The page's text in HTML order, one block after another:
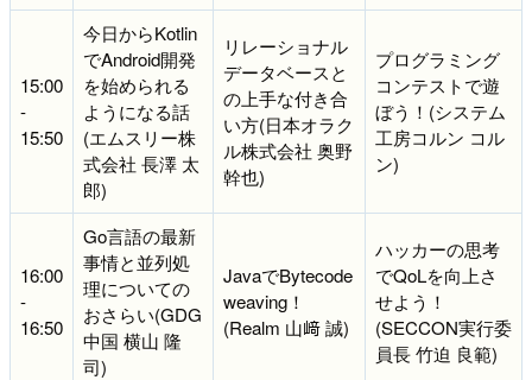
15:00
-
15:50
今日からKotlin
でAndroid開発
を始められる
ようになる話
(エムスリー株
式会社 長澤 太
郎)
リレーショナル
データベースと
の上手な付き合
い方(日本オラク
ル株式会社 奥野
幹也)
プログラミング
コンテストで遊
ぼう！(システム
工房コルン コル
ン)
16:00
-
16:50
Go言語の最新
事情と並列処
理についての
おさらい(GDG
中国 横山 隆
司)
JavaでBytecode
weaving！
(Realm 山﨑 誠)
ハッカーの思考
でQoLを向上さ
せよう！
(SECCON実行委
員長 竹迫 良範)